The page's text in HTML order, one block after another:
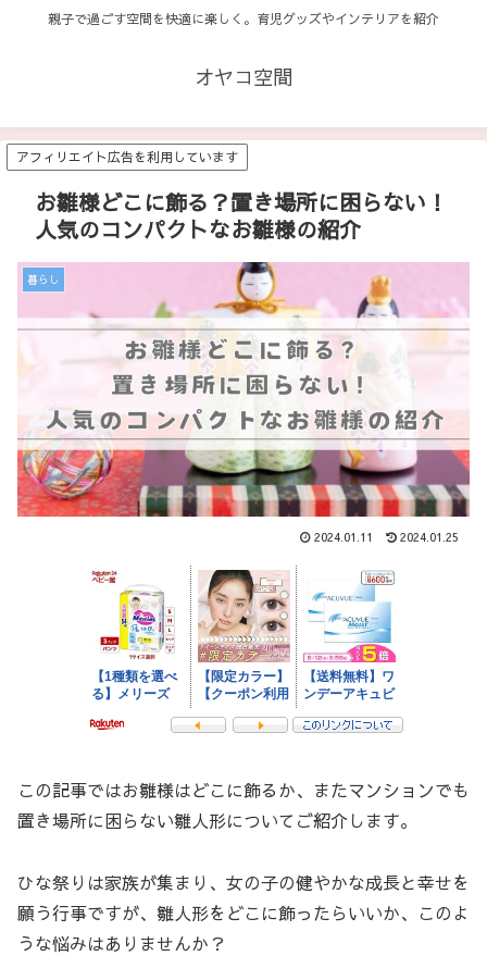
親子で過ごす空間を快適に楽しく。育児グッズやインテリアを紹介
オヤコ空間
アフィリエイト広告を利用しています
お雛様どこに飾る？置き場所に困らない！
人気のコンパクトなお雛様の紹介
暮らし
2024.01.11 2024.01.25
この記事ではお雛様はどこに飾るか、またマンションでも
置き場所に困らない雛人形についてご紹介します。
ひな祭りは家族が集まり、女の子の健やかな成長と幸せを
願う行事ですが、雛人形をどこに飾ったらいいか、このよ
うな悩みはありませんか？